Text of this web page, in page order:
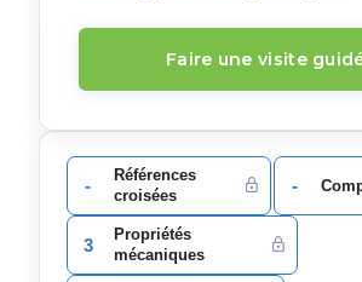
Faire une visite
-
Références
croisées
-
3
Propriétés
mécaniques